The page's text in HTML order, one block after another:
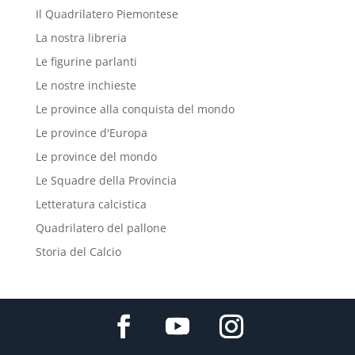
Il Quadrilatero Piemontese
La nostra libreria
Le figurine parlanti
Le nostre inchieste
Le province alla conquista del mondo
Le province d'Europa
Le province del mondo
Le Squadre della Provincia
Letteratura calcistica
Quadrilatero del pallone
Storia del Calcio